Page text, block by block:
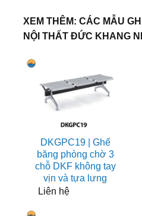
XEM THÊM: CÁC MẪU
NỘI THẤT ĐỨC KHANG
DKGPC19 | Ghế
băng phòng chờ 3
chỗ DKF không tay
vịn và tựa lưng
Liên hệ